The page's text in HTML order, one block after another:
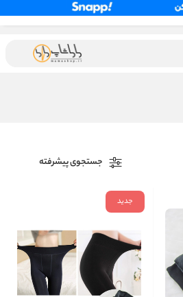
جستجوی پیشرفته
جدید